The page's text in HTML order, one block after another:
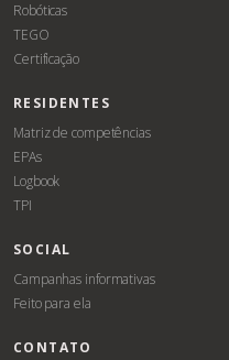
Robóticas
TEGO
Certificação
RESIDENTES
Matriz de competências
EPAs
Logbook
TPI
SOCIAL
Campanhas informativas
Feito para ela
CONTATO